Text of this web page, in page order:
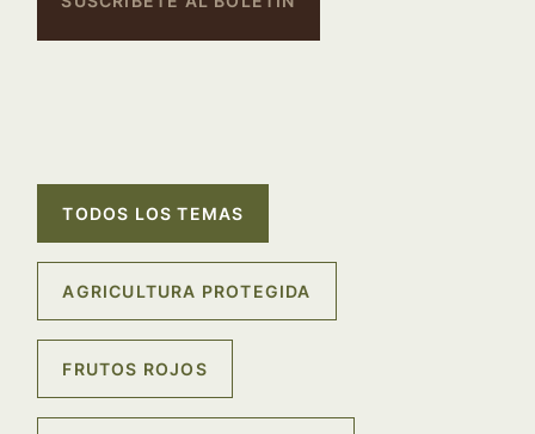
TODOS LOS TEMAS
AGRICULTURA PROTEGIDA
FRUTOS ROJOS